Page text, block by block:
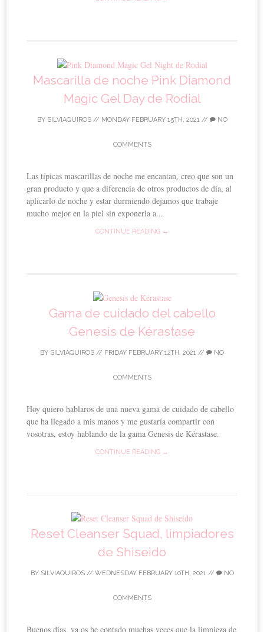
Mascarilla de noche Pink Diamond
Magic Gel Day de Rodial
BY SILVIAQUIROS// MONDAY FEBRUARY 15TH, 2021// NO
COMMENTS
Las típicas mascarillas de noche me encantan, creo que son un
gran producto y que a diferencia de otros productos de día, al
aplicarlo de noche y estar durmiendo dejamos que trabaje
mucho mejor en la piel sin exponerla a...
CONTINUE READING →
Gama de cuidado del cabello
Genesis de Kérastase
BY SILVIAQUIROS // FRIDAY FEBRUARY 12TH, 2021 // NO
COMMENTS
Hoy quiero hablaros de una nueva gama de cuidado de cabello
que ha llegado a mis manos y me gustaría compartir con
vosotras, estoy hablando de la gama Genesis de Kérastase.
CONTINUE READING →
Reset Cleanser Squad, limpiadores
de Shiseido
BY SILVIAQUIROS// WEDNESDAY FEBRUARY 10TH, 2021// NO
COMMENTS
Buenos días, ya os he contado muchas veces que la limpieza de